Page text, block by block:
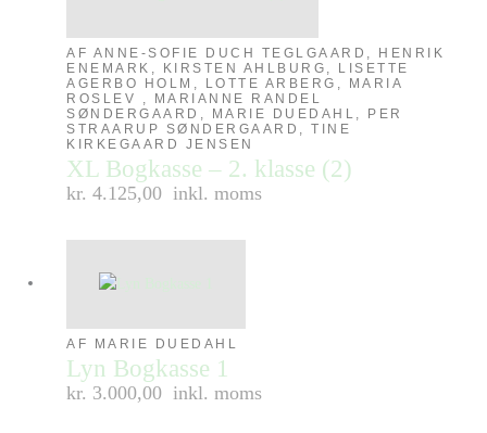
AF ANNE-SOFIE DUCH TEGLGAARD, HENRIK
ENEMARK, KIRSTEN AHLBURG, LISETTE
AGERBO HOLM, LOTTE ARBERG, MARIA
ROSLEV , MARIANNE RANDEL
SØNDERGAARD, MARIE DUEDAHL, PER
STRAARUP SØNDERGAARD, TINE
KIRKEGAARD JENSEN
XL Bogkasse – 2. klasse (2)
kr. 4.125,00 inkl. moms
AF MARIE DUEDAHL
Lyn Bogkasse 1
kr. 3.000,00 inkl. moms